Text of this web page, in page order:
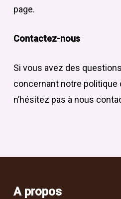
page.
Contactez-nous
Si vous avez des
concernant notre politique
n’hésitez pas à nous
A propos